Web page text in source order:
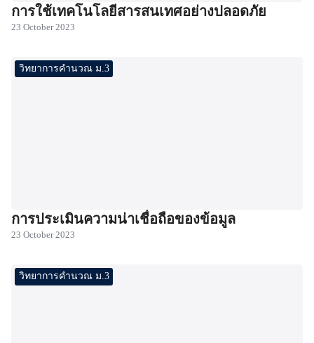
การใช้เทคโนโลยีสารสนเทศอย่างปลอดภัย
23 October 2023
วิทยาการคำนวณ ม.3
การประเมินความน่าเชื่อถือของข้อมูล
23 October 2023
วิทยาการคำนวณ ม.3